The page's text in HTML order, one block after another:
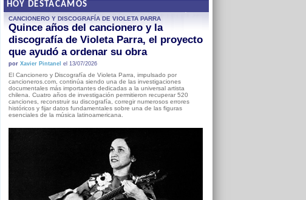
HOY DESTACAMOS
CANCIONERO Y DISCOGRAFÍA DE VIOLETA PARRA
Quince años del cancionero y la
discografía de Violeta Parra, el proyecto
que ayudó a ordenar su obra
por Xavier Pintanel el 13/07/2026
El Cancionero y Discografía de Violeta Parra, impulsado por
cancioneros.com, continúa siendo una de las investigaciones
documentales más importantes dedicadas a la universal artista
chilena. Cuatro años de investigación permitieron recuperar 520
canciones, reconstruir su discografía, corregir numerosos errores
históricos y fijar datos fundamentales sobre una de las figuras
esenciales de la música latinoamericana.